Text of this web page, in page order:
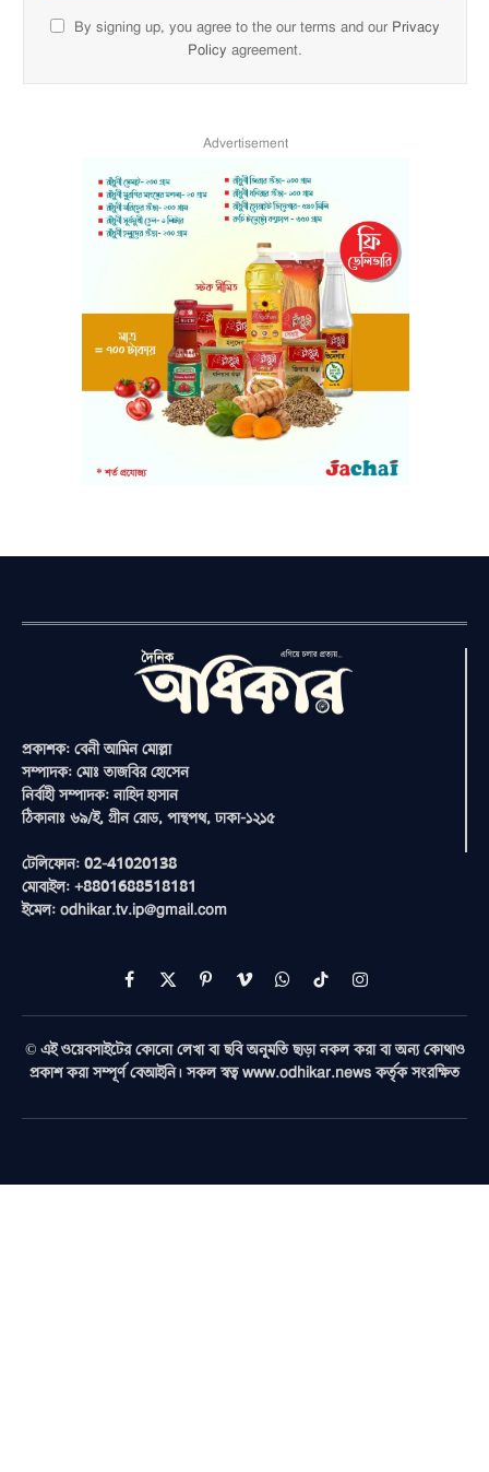
By signing up, you agree to the our terms and our Privacy
Policy agreement.
Advertisement
প্রকাশক: বেনী আমিন মোল্লা
সম্পাদক: মোঃ তাজবির হোসেন
নির্বাহী সম্পাদক: নাহিদ হাসান
ঠিকানাঃ ৬৯/ই, গ্রীন রোড, পান্থপথ, ঢাকা-১২১৫
টেলিফোন: 02-41020138
মোবাইল: +8801688518181
ইমেল: odhikar.tv.ip@gmail.com
Facebook
X
(Twitter)
PinterestVimeoWhatsAppTikTokInstagram
© এই ওয়েবসাইটের কোনো লেখা বা ছবি অনুমতি ছাড়া নকল করা বা অন্য কোথাও
প্রকাশ করা সম্পূর্ণ বেআইনি। সকল স্বত্ব www.odhikar.news কর্তৃক সংরক্ষিত